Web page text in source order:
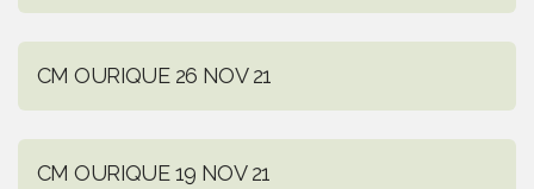
CM OURIQUE 26 NOV 21
CM OURIQUE 19 NOV 21